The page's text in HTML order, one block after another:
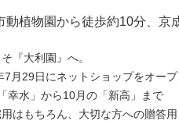
動植物園から徒歩約10分、京
『大利園』へ。
7月29日にネットショップをオープ
幸水」から10月の「新高」まで
はもちろん、大切な方への贈答